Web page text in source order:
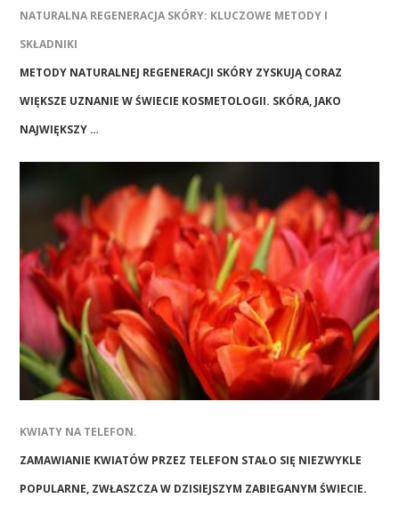
NATURALNA REGENERACJA SKÓRY: KLUCZOWE METODY I
SKŁADNIKI
METODY NATURALNEJ REGENERACJI SKÓRY ZYSKUJĄ CORAZ
WIĘKSZE UZNANIE W ŚWIECIE KOSMETOLOGII. SKÓRA, JAKO
NAJWIĘKSZY …
KWIATY NA TELEFON.
ZAMAWIANIE KWIATÓW PRZEZ TELEFON STAŁO SIĘ NIEZWYKLE
POPULARNE, ZWŁASZCZA W DZISIEJSZYM ZABIEGANYM ŚWIECIE.